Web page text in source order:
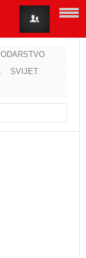
SVIJET